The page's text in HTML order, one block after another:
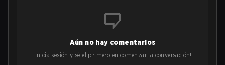
Aún no hay comentarios
¡Inicia sesión y sé el primero en comenzar la conversación!